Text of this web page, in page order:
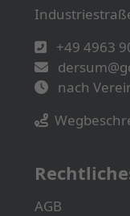
+49 4963
nach
AGB